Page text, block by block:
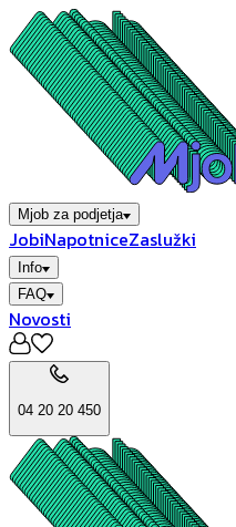
Mjob za podjetja
JobiNapotniceZaslužki
Info
FAQ
Novosti
04 20 20 450